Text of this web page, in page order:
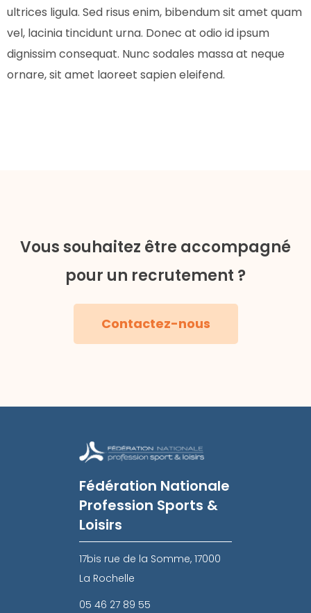
ultrices ligula. Sed risus enim, bibendum sit amet quam
vel, lacinia tincidunt urna. Donec at odio id ipsum
dignissim consequat. Nunc sodales massa at neque
ornare, sit amet laoreet sapien eleifend.
Vous souhaitez être accompagné
pour un recrutement ?
Contactez-nous
Fédération Nationale
Profession Sports &
Loisirs
17bis rue de la Somme, 17000
La Rochelle
05 46 27 89 55